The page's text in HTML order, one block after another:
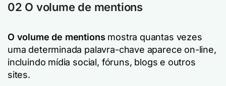
02 O volume de mentions
O volume de mentions mostra quantas vezes
uma determinada palavra-chave aparece on-line,
incluindo mídia social, fóruns, blogs e outros
sites.